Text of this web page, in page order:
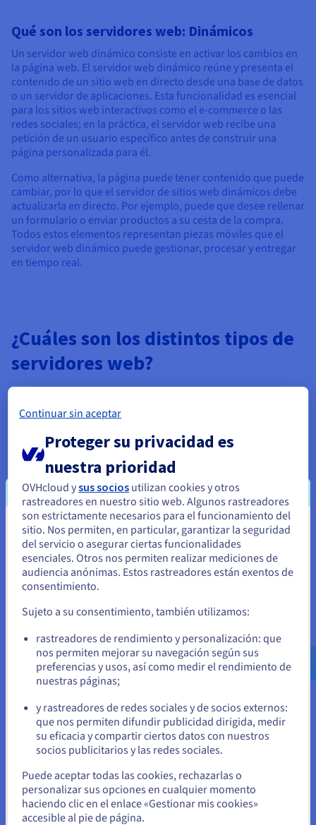
Qué son los servidores web: Dinámicos
Un servidor web dinámico consiste en activar los cambios en
la página web. El servidor web dinámico reúne y presenta el
contenido de un sitio web en directo desde una base de datos
o un servidor de aplicaciones. Esta funcionalidad es esencial
para los sitios web interactivos como el e-commerce o las
redes sociales; en la práctica, el servidor web recibe una
petición de un usuario específico antes de construir una
página personalizada para él.
Como alternativa, la página puede tener contenido que puede
cambiar, por lo que el servidor de sitios web dinámicos debe
actualizarla en directo. Por ejemplo, puede que desee rellenar
un formulario o enviar productos a su cesta de la compra.
Todos estos elementos representan piezas móviles que el
servidor web dinámico puede gestionar, procesar y entregar
en tiempo real.
¿Cuáles son los distintos tipos de
servidores web?
Servidores web compartidos
Servidor web virtual
¿Qué es una granja de servidores?
Se trata de una serie de servidores conectados que ayudan a
distribuir las cargas de procesamiento de solicitudes. En lugar
de un único servidor que tenga que hacer frente a grandes
volúmenes de tráfico entrante, las solicitudes se distribuyen
en varios servidores, utilizando el balanceo de carga para
administrar cualquier volumen de tráfico de manera eficaz.
Una gran empresa puede tener su propia granja de servidores
dedicados para administrar el flujo de datos desde diferentes
áreas de sus operaciones. Sin embargo, dentro del contexto
de un servidor de sitio web, los proveedores de web hosting
suelen utilizar los conjuntos de servidores web para
administrar correctamente varias solicitudes de clientes y, al
mismo tiempo, ofrecer y mantener niveles de rendimiento
¿Cuáles son las soluciones de
Parece que está ubicado en Estados
Unidos
Si quiere hacer un pedido desde Estados Unidos, deberá buscar
el sitio web adecuado y crear una cuenta.
us.ovhcloud.com/
Inglés USD - $
Permanezca en el sitio web actual
Continuar sin aceptar
Proteger su privacidad es
nuestra prioridad
OVHcloud ysus socios utilizan cookies y otros
rastreadores en nuestro sitio web. Algunos rastreadores
son estrictamente necesarios para el funcionamiento del
sitio. Nos permiten, en particular, garantizar la seguridad
del servicio o asegurar ciertas funcionalidades
esenciales. Otros nos permiten realizar mediciones de
audiencia anónimas. Estos rastreadores están exentos de
consentimiento.
Sujeto a su consentimiento, también utilizamos:
rastreadores de rendimiento y personalización: que
nos permiten mejorar su navegación según sus
preferencias y usos, así como medir el rendimiento de
nuestras páginas;
y rastreadores de redes sociales y de socios externos:
que nos permiten difundir publicidad dirigida, medir
su eficacia y compartir ciertos datos con nuestros
socios publicitarios y las redes sociales.
Puede aceptar todas las cookies, rechazarlas o
personalizar sus opciones en cualquier momento
haciendo clic en el enlace «Gestionar mis cookies»
accesible al pie de página.